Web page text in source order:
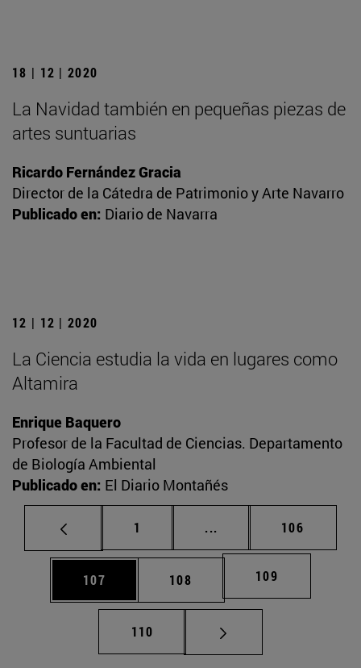
18 | 12 | 2020
La Navidad también en pequeñas piezas de
artes suntuarias
Ricardo Fernández Gracia
Director de la Cátedra de Patrimonio y Arte Navarro
Publicado en: Diario de Navarra
12 | 12 | 2020
La Ciencia estudia la vida en lugares como
Altamira
Enrique Baquero
Profesor de la Facultad de Ciencias. Departamento
de Biología Ambiental
Publicado en: El Diario Montañés
Página
1 ... Páginas intermedias
Página
106
Página
107 Página
108 Página
109
Página
110